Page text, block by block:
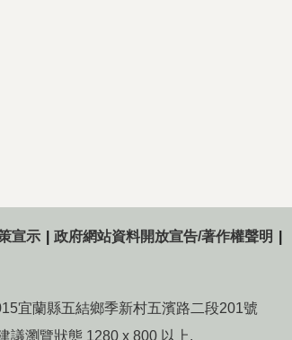
宣示 政府網站資料開放宣告/著作權聲明
宜蘭縣五結鄉季新村五濱路二段201號
議瀏覽狀態 1280 x 800 以上.